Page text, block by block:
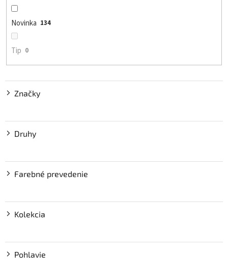
Novinka 134
Tip 0
Značky
Druhy
Farebné prevedenie
Kolekcia
Pohlavie